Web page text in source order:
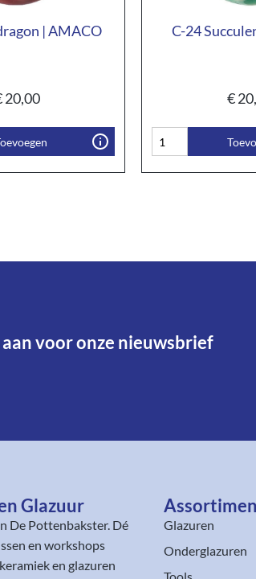
| AMACO
20,00
C-24
€
voor onze nieuwsbrief​
Glazuur​
De Pottenbakster. Dé
en workshops
en glazuren
Glazuren
Onderglazuren